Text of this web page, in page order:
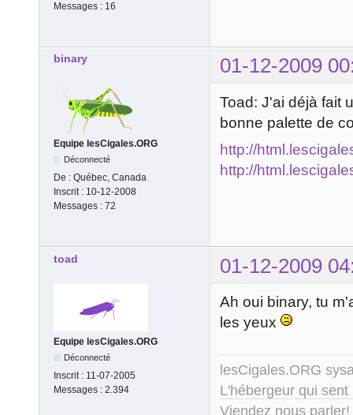
Messages : 16
binary 01-12-2009
Equipe lesCigales.ORG
Déconnecté
De : Québec, Canada
Inscrit : 10-12-2008
Messages : 72
Toad: J'ai déjà fait
bonne palette de
http://
http://
toad 01-12-2009
Equipe lesCigales.ORG
Déconnecté
Inscrit : 11-07-2005
Messages : 2.394
Ah oui binary, tu
les yeux
lesCigales.ORG
L'hébergeur qui
Viendez nous parler!